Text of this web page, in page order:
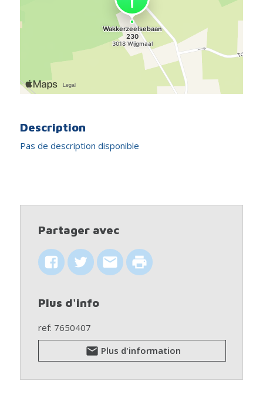
Description
Pas de description disponible
Partager avec
Plus d'info
ref: 7650407
Plus d'information